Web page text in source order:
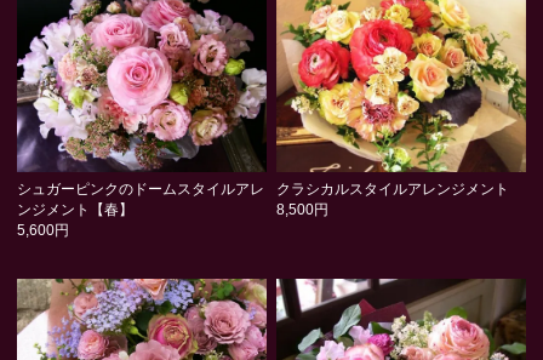
シュガーピンクのドームスタイルアレ
ンジメント【春】
5,600円
クラシカルスタイルアレンジメント
8,500円